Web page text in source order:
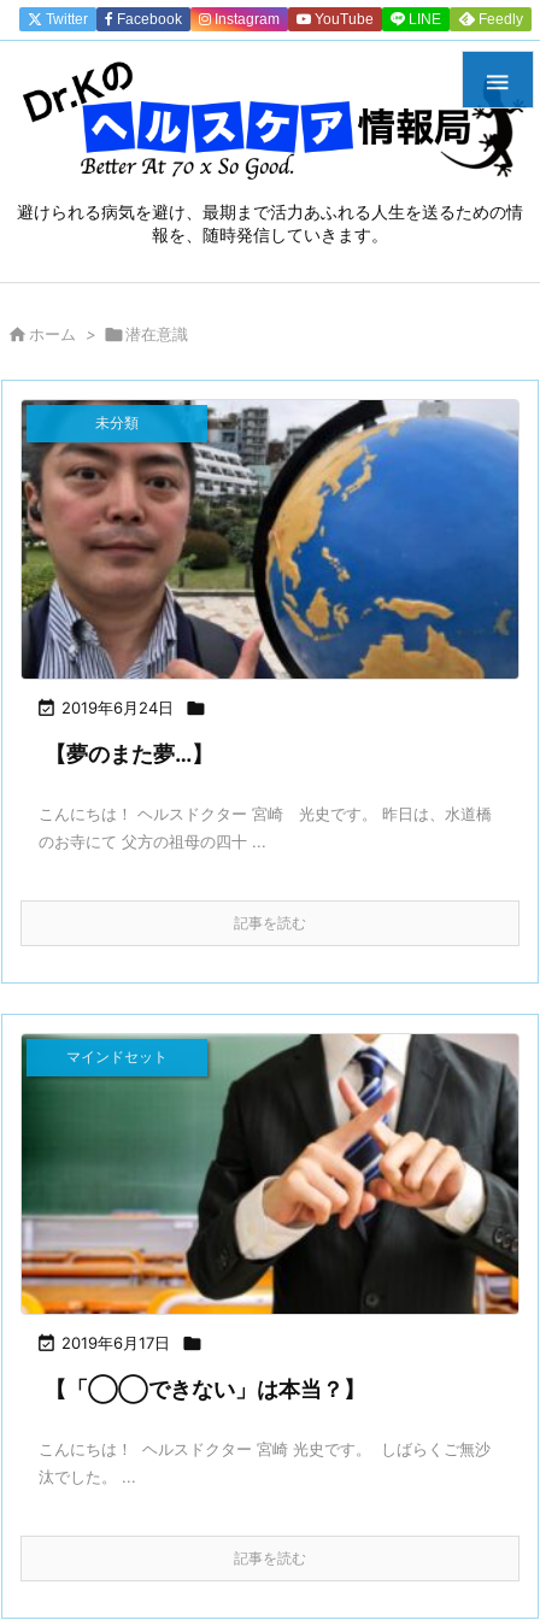
避けられる病気を避け、最期まで活力あふれる人生を送るための情
報を、随時発信していきます。

Twitter Facebook Instagram YouTube LINE Feedly
 ホーム > 潜在意識
 2019年6月24日 
未分類
【夢のまた夢…】
こんにちは！ ヘルスドクター 宮崎 光史です。 昨日は、水道橋
のお寺にて 父方の祖母の四十 ...
記事を読む
 2019年6月17日 
マインドセット
【「◯◯できない」は本当？】
こんにちは！ ヘルスドクター 宮崎 光史です。 しばらくご無沙
汰でした。 ...
記事を読む